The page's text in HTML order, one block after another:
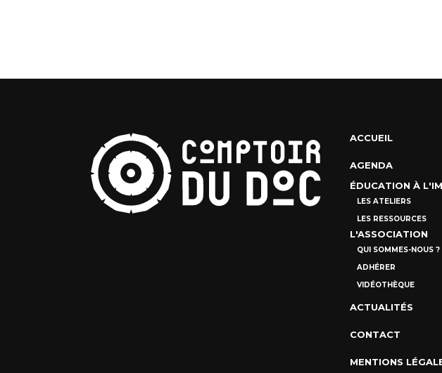
ACCUEIL
AGENDA
ÉDUCATION À
LES ATELIERS
LES RESSOURCES
L'ASSOCIATION
QUI SOMMES-NOUS ?
ADHÉRER
VIDÉOTHÈQUE
ACTUALITÉS
CONTACT
MENTIONS